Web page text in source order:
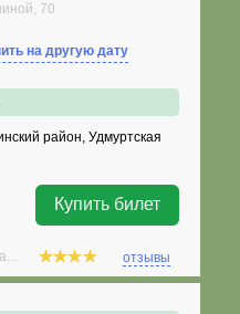
70
на другую дату
район, Удмуртская
Купить билет
отзывы